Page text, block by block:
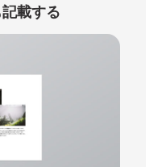
載する